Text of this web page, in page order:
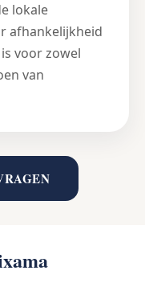
lokale
afhankelijkheid
voor zowel
van